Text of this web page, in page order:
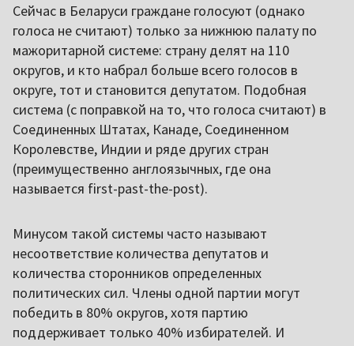
Сейчас в Беларуси граждане голосуют (однако
голоса не считают) только за нижнюю палату по
мажоритарной системе: страну делят на 110
округов, и кто набрал больше всего голосов в
округе, тот и становится депутатом. Подобная
система (с поправкой на то, что голоса считают) в
Соединенных Штатах, Канаде, Соединенном
Королевстве, Индии и ряде других стран
(преимущественно англоязычных, где она
называется first-past-the-post).
Минусом такой системы часто называют
несоответствие количества депутатов и
количества сторонников определенных
политических сил. Члены одной партии могут
победить в 80% округов, хотя партию
поддерживает только 40% избирателей. И